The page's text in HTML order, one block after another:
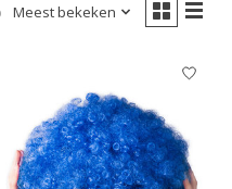
Meest bekeken